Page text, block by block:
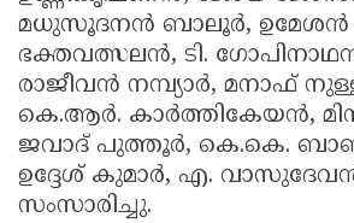
മധുസൂദനൻ ബാലൂർ, ഉമേശൻ
ഭക്തവത്സലൻ, ടി.
രാജീവൻ നമ്പ്യാർ, മനാഫ്
കെ.ആർ. കാർത്തികേയൻ,
ജവാദ് പുത്തൂർ, കെ.കെ.
ഉദ്ദേശ് കുമാർ, എ.
സംസാരിച്ചു.